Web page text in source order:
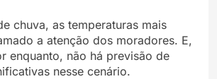
chuva, as temperaturas mais
a atenção dos moradores. E,
enquanto, não há previsão de
nesse cenário.